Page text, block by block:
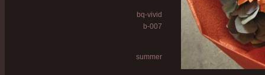
bq-vivid
b-007
summer